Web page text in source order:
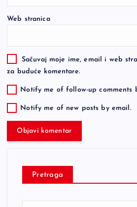
Web stranica
Sačuvaj moje ime, email i web
za buduće komentare.
Notify me of follow-up comments
Notify me of new posts by email.
Pretraga